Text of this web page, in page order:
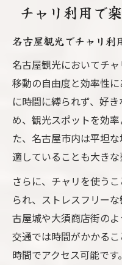
チャリ利用で
名古屋観光でチャリ利
名古屋観光においてチ
移動の自由度と効率性
に時間に縛られず、好
め、観光スポットを効
た、名古屋市内は平坦
適していることも大きな
さらに、チャリを使う
られ、ストレスフリー
古屋城や大須商店街の
交通では時間がかかる
時間でアクセス可能で